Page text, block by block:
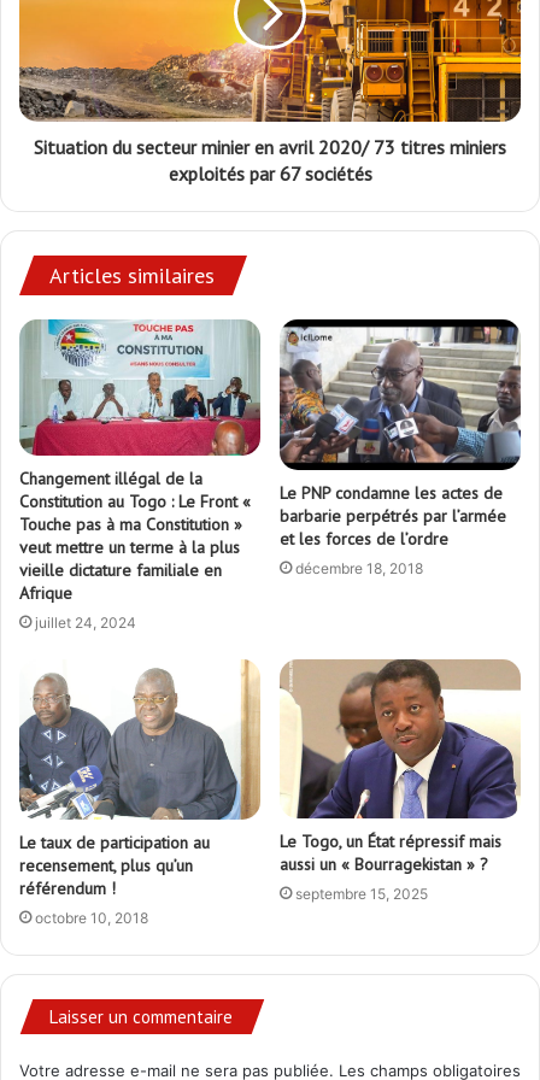
Situation du secteur minier en avril 2020/ 73 titres miniers
exploités par 67 sociétés
Articles similaires
Changement illégal de la
Constitution au Togo : Le Front «
Touche pas à ma Constitution »
veut mettre un terme à la plus
vieille dictature familiale en
Afrique
juillet 24, 2024
Le PNP condamne les actes de
barbarie perpétrés par l’armée
et les forces de l’ordre
décembre 18, 2018
Le taux de participation au
recensement, plus qu’un
référendum !
octobre 10, 2018
Le Togo, un État répressif mais
aussi un « Bourragekistan » ?
septembre 15, 2025
Laisser un commentaire
Votre adresse e-mail ne sera pas publiée. Les champs obligatoires